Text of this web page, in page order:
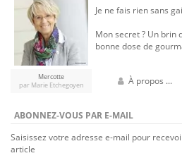
Je ne fais rien sans
Mon secret ? Un brin
bonne dose de
Mercotte
par Marie Etchegoyen
À propos ...
ABONNEZ-VOUS PAR E-MAIL
Saisissez votre adresse e-mail pour
article